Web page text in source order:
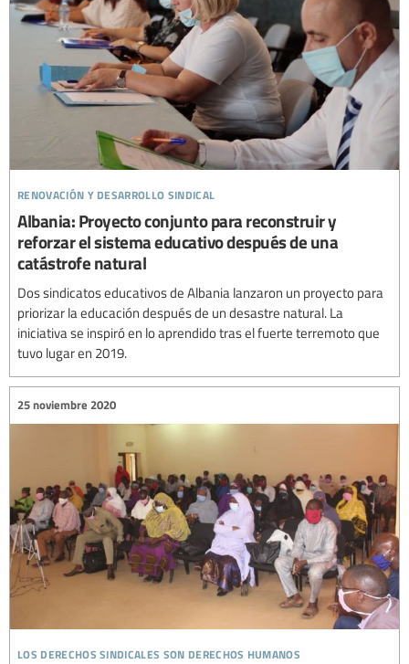
renovación y desarrollo sindical
Albania: Proyecto conjunto para reconstruir y
reforzar el sistema educativo después de una
catástrofe natural
Dos sindicatos educativos de Albania lanzaron un proyecto para
priorizar la educación después de un desastre natural. La
iniciativa se inspiró en lo aprendido tras el fuerte terremoto que
tuvo lugar en 2019.
los derechos sindicales son derechos humanos
25 noviembre 2020